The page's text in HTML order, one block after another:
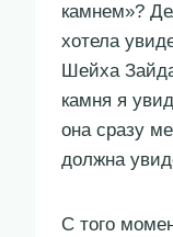
камнем»?
хотела
Шейха
камня я
она сразу
должна
С того